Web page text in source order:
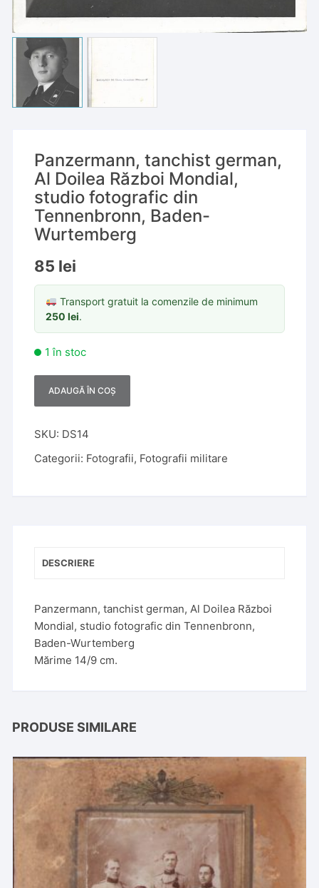
Panzermann, tanchist german,
Al Doilea Război Mondial,
studio fotografic din
Tennenbronn, Baden-
Wurtemberg
85 lei
Transport gratuit la comenzile de minimum
250lei.
1 în stoc
ADAUGĂ ÎN COȘ
t
SKU: DS14
Categorii: Fotografii, Fotografii militare
DESCRIERE
Panzermann, tanchist german, Al Doilea Război
Mondial, studio fotografic din Tennenbronn,
Baden-Wurtemberg
Mărime 14/9 cm.
PRODUSE SIMILARE